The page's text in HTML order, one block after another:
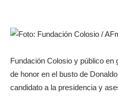
Fundación Colosio y público en
de honor en el busto de
candidato a la presidencia y